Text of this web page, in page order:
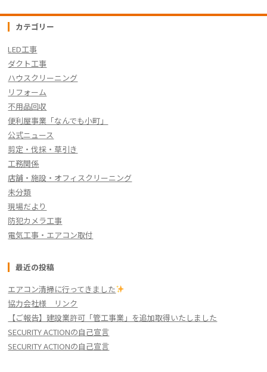
o
o
k
n
カテゴリー
LED工事
ダクト工事
ハウスクリーニング
リフォーム
不用品回収
便利屋事業「なんでも小町」
公式ニュース
剪定・伐採・草引き
工務関係
店舗・施設・オフィスクリーニング
未分類
現場だより
防犯カメラ工事
電気工事・エアコン取付
最近の投稿
エアコン清掃に行ってきました
協力会社様 リンク
【ご報告】建設業許可「管工事業」を追加取得いたしました
SECURITY ACTIONの自己宣言
SECURITY ACTIONの自己宣言